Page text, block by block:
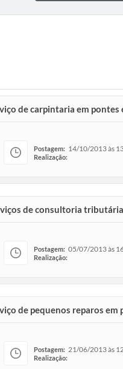
de carpintaria em pontes
Postagem: 14/10/2013 às
Realização:
de consultoria
Postagem: 05/07/2013 às
Realização:
de pequenos reparos em
Postagem: 21/06/2013 às
Realização: